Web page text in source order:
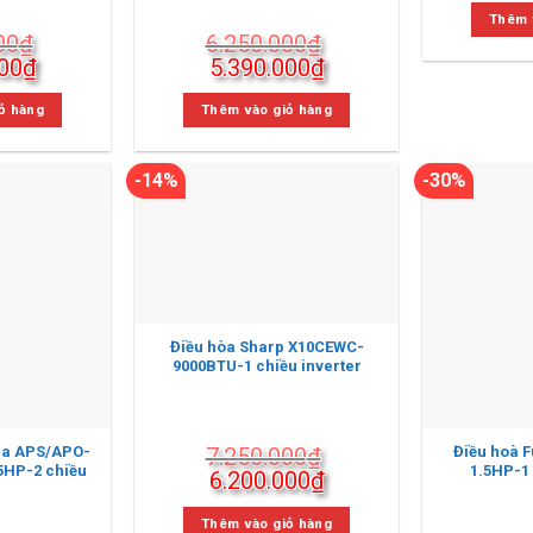
₫
₫Giá
hiện
tại
5.340.000₫.
hàng
6.250.000₫
Giá
gốc
là:
5.390.000₫Giá
hiện
tại
5.390.000₫.
Thêm vào giỏ hàng
là:
Thêm
APS/APO-
2 chiều
-14%
Điều hòa Sharp X10CEWC-
9000BTU-1 chiều inverter
7.250.000₫
Giá
gốc
6.200.000₫Giá
hiện
Thêm vào giỏ hàng
-30%
Điều hoà
1.5HP-